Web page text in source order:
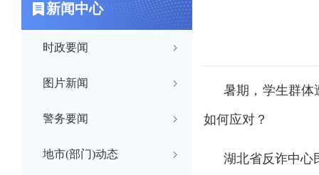
新闻中心
时政要闻
图片新闻
警务要闻
地市(部门)动态
暑期，学生群体
如何应对？
湖北省反诈中心